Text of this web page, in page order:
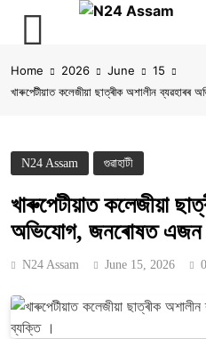
to
content
Home 2026 June
15
খাৰুপেটীয়াত কলেজীয়া ছাত্ৰীক অশালীন
N24 Assam গুৱাহাটী
খাৰুপেটীয়াত কলেজীয়া
অভিযোগ, জনৰোষত এজন
N24 Assam June 15, 2026 0